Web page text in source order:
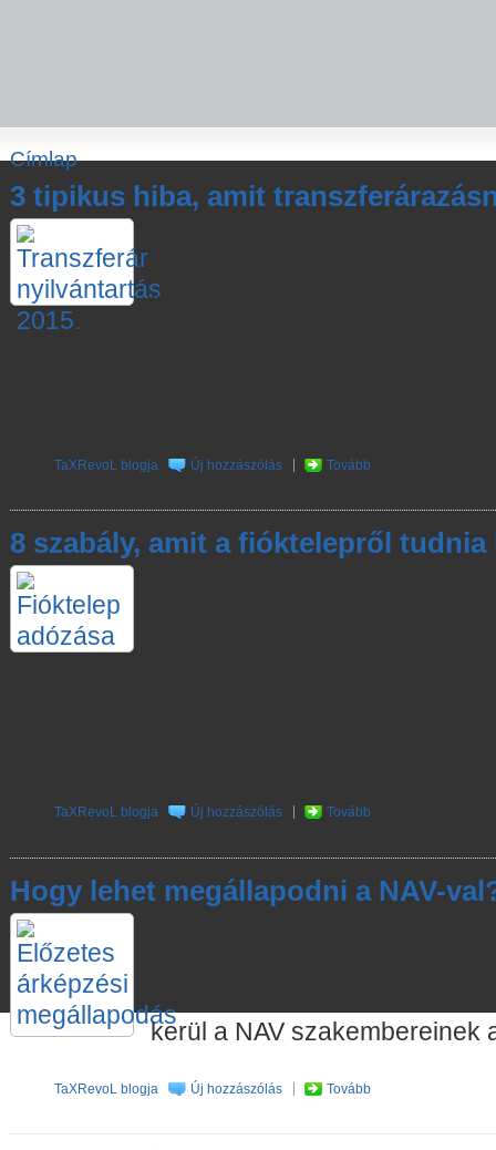
Címlap
3 tipikus hiba, amit
innentől kezdődően már csak
lehetőség. Összeállításunkban
TaXRevoL blogja Új hozzászólás Tovább
8 szabály, amit a fióktelepről tudnia
TaXRevoL blogja Új hozzászólás Tovább
Hogy lehet megállapodni a NAV-
kerül a NAV szakembereinek
TaXRevoL blogja Új hozzászólás Tovább